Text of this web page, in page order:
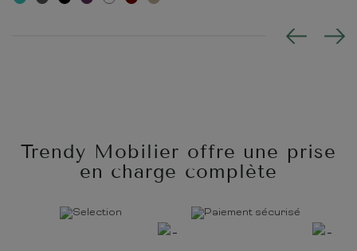
Trendy Mobilier offre une prise
en charge complète